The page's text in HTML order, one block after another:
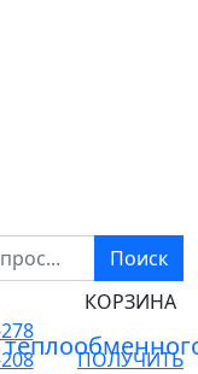
Поиск
КОРЗИНА
ПОЛУЧИТЬ